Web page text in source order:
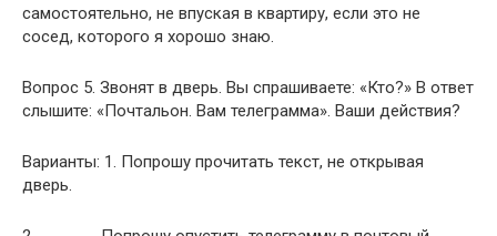
самостоятельно, не впуская в квартиру, если это не
сосед, которого я хорошо знаю.
Вопрос 5. Звонят в дверь. Вы спрашиваете: «Кто?» В ответ
слышите: «Почтальон. Вам телеграмма». Ваши действия?
Варианты: 1. Попрошу прочитать текст, не открывая
дверь.